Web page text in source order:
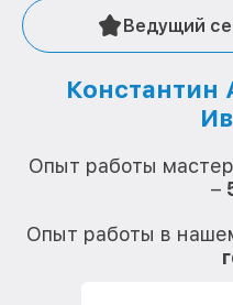
Ведущий
Константин
Опыт работы
–
Опыт работы в